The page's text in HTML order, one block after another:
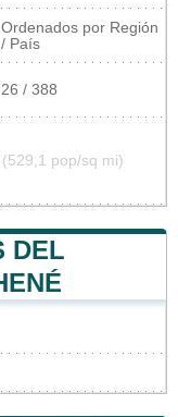
Ordenados por Región
/ País
26 / 388
(529,1 pop/sq mi)
DEL